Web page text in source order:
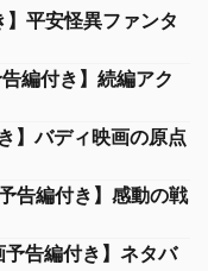
】平安怪異ファンタ
編付き】続編アク
】バディ映画の原点
告編付き】感動の戦
予告編付き】ネタバ